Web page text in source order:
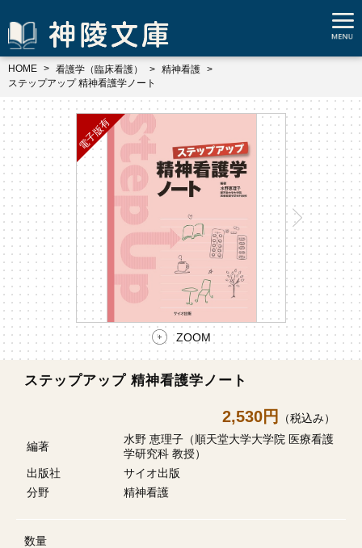
HOME 看護学（臨床看護）
精神看護
ステップアップ 精神看護学ノート
ZOOM
ステップアップ 精神看護学ノート
2,530円 （税込み）
編著
水野 恵理子（順天堂大学大学院 医療看護
学研究科 教授）
出版社
サイオ出版
分野
精神看護
数量